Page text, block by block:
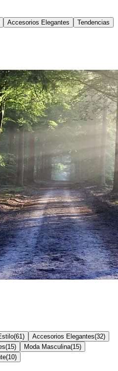
Accesorios Elegantes
Tendencias
(61 ) Accesorios Elegantes(32)
(15) Moda Masculina(15)
(10)